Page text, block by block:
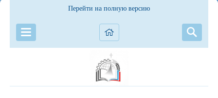
Перейти на полную версию